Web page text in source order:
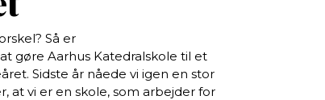
Så er
gøre Aarhus Katedralskole til et
Sidste år nåede vi igen en stor
at vi er en skole, som arbejder for